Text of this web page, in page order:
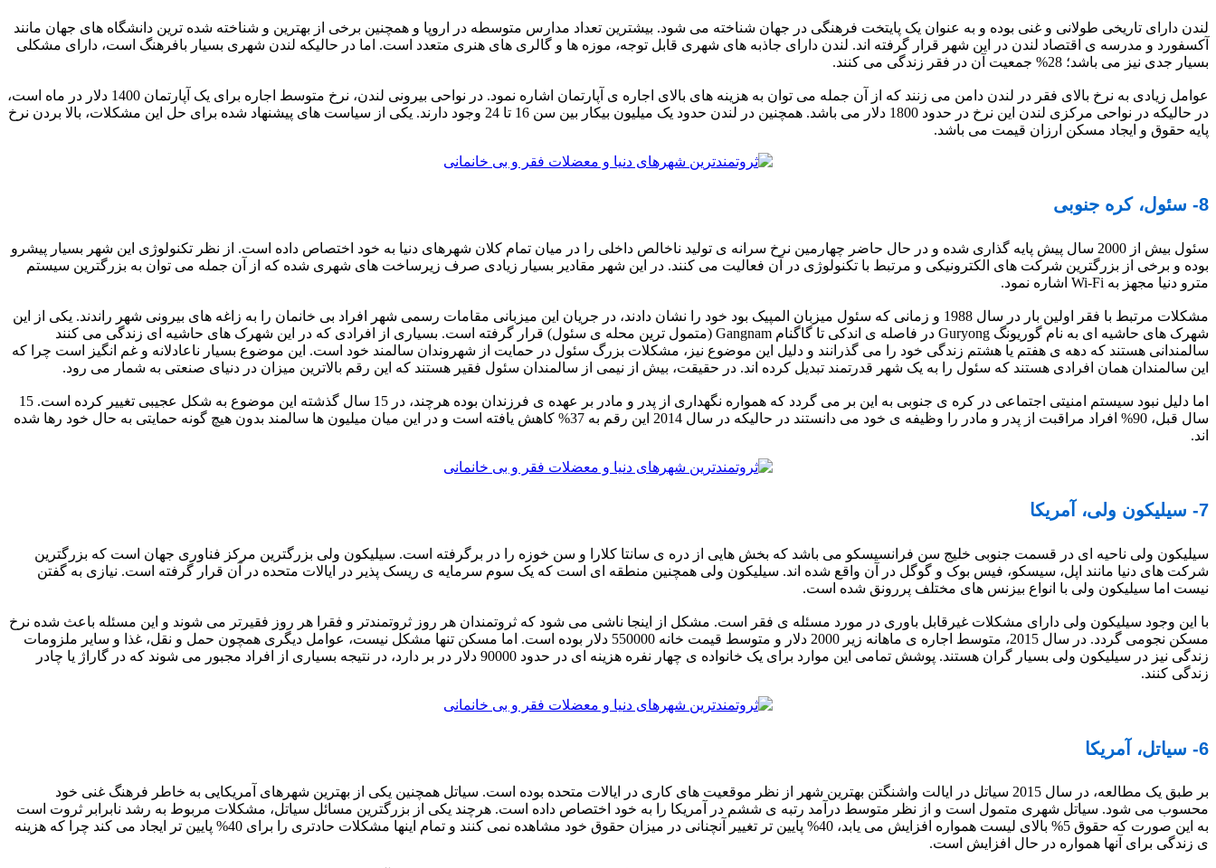
لندن دارای تاریخی طولانی و غنی بوده و به عنوان یک پایتخت فرهنگی در جهان شناخته می شود. بیشترین تعداد مدارس متوسطه در اروپا و همچنین برخی از بهترین و شناخته شده ترین دانشگاه های جهان مانند
آکسفورد و مدرسه ی اقتصاد لندن در این شهر قرار گرفته اند. لندن دارای جاذبه های شهری قابل توجه، موزه ها و گالری های هنری متعدد است. اما در حالیکه لندن شهری بسیار بافرهنگ است، دارای مشکلی
بسیار جدی نیز می باشد؛ 28% جمعیت آن در فقر زندگی می کنند.
عوامل زیادی به نرخ بالای فقر در لندن دامن می زنند که از آن جمله می توان به هزینه های بالای اجاره ی آپارتمان اشاره نمود. در نواحی بیرونی لندن، نرخ متوسط اجاره برای یک آپارتمان 1400 دلار در ماه است،
در حالیکه در نواحی مرکزی لندن این نرخ در حدود 1800 دلار می باشد. همچنین در لندن حدود یک میلیون بیکار بین سن 16 تا 24 وجود دارند. یکی از سیاست های پیشنهاد شده برای حل این مشکلات، بالا بردن نرخ
پایه حقوق و ایجاد مسکن ارزان قیمت می باشد.
8- سئول، کره جنوبی
سئول بیش از 2000 سال پیش پایه گذاری شده و در حال حاضر چهارمین نرخ سرانه ی تولید ناخالص داخلی را در میان تمام کلان شهرهای دنیا به خود اختصاص داده است. از نظر تکنولوژی این شهر بسیار پیشرو
بوده و برخی از بزرگترین شرکت های الکترونیکی و مرتبط با تکنولوژی در آن فعالیت می کنند. در این شهر مقادیر بسیار زیادی صرف زیرساخت های شهری شده که از آن جمله می توان به بزرگترین سیستم
مترو دنیا مجهز به Wi-Fi اشاره نمود.
مشکلات مرتبط با فقر اولین بار در سال 1988 و زمانی که سئول میزبان المپیک بود خود را نشان دادند، در جریان این میزبانی مقامات رسمی شهر افراد بی خانمان را به زاغه های بیرونی شهر راندند. یکی از این
شهرک های حاشیه ای به نام گوریونگ Guryong در فاصله ی اندکی تا گاگنام Gangnam (متمول ترین محله ی سئول) قرار گرفته است. بسیاری از افرادی که در این شهرک های حاشیه ای زندگی می کنند
سالمندانی هستند که دهه ی هفتم یا هشتم زندگی خود را می گذرانند و دلیل این موضوع نیز، مشکلات بزرگ سئول در حمایت از شهروندان سالمند خود است. این موضوع بسیار ناعادلانه و غم انگیز است چرا که
این سالمندان همان افرادی هستند که سئول را به یک شهر قدرتمند تبدیل کرده اند. در حقیقت، بیش از نیمی از سالمندان سئول فقیر هستند که این رقم بالاترین میزان در دنیای صنعتی به شمار می رود.
اما دلیل نبود سیستم امنیتی اجتماعی در کره ی جنوبی به این بر می گردد که همواره نگهداری از پدر و مادر بر عهده ی فرزندان بوده هرچند، در 15 سال گذشته این موضوع به شکل عجیبی تغییر کرده است. 15
سال قبل، 90% افراد مراقبت از پدر و مادر را وظیفه ی خود می دانستند در حالیکه در سال 2014 این رقم به 37% کاهش یافته است و در این میان میلیون ها سالمند بدون هیچ گونه حمایتی به حال خود رها شده
اند.
7- سیلیکون ولی، آمریکا
سیلیکون ولی ناحیه ای در قسمت جنوبی خلیج سن فرانسیسکو می باشد که بخش هایی از دره ی سانتا کلارا و سن خوزه را در برگرفته است. سیلیکون ولی بزرگترین مرکز فناوری جهان است که بزرگترین
شرکت های دنیا مانند اپل، سیسکو، فیس بوک و گوگل در آن واقع شده اند. سیلیکون ولی همچنین منطقه ای است که یک سوم سرمایه ی ریسک پذیر در ایالات متحده در آن قرار گرفته است. نیازی به گفتن
نیست اما سیلیکون ولی با انواع بیزنس های مختلف پررونق شده است.
با این وجود سیلیکون ولی دارای مشکلات غیرقابل باوری در مورد مسئله ی فقر است. مشکل از اینجا ناشی می شود که ثروتمندان هر روز ثروتمندتر و فقرا هر روز فقیرتر می شوند و این مسئله باعث شده نرخ
مسکن نجومی گردد. در سال 2015، متوسط اجاره ی ماهانه زیر 2000 دلار و متوسط قیمت خانه 550000 دلار بوده است. اما مسکن تنها مشکل نیست، عوامل دیگری همچون حمل و نقل، غذا و سایر ملزومات
زندگی نیز در سیلیکون ولی بسیار گران هستند. پوشش تمامی این موارد برای یک خانواده ی چهار نفره هزینه ای در حدود 90000 دلار در بر دارد، در نتیجه بسیاری از افراد مجبور می شوند که در گاراژ یا چادر
زندگی کنند.
6- سیاتل، آمریکا
بر طبق یک مطالعه، در سال 2015 سیاتل در ایالت واشنگتن بهترین شهر از نظر موقعیت های کاری در ایالات متحده بوده است. سیاتل همچنین یکی از بهترین شهرهای آمریکایی به خاطر فرهنگ غنی خود
محسوب می شود. سیاتل شهری متمول است و از نظر متوسط درآمد رتبه ی ششم در آمریکا را به خود اختصاص داده است. هرچند یکی از بزرگترین مسائل سیاتل، مشکلات مربوط به رشد نابرابر ثروت است
به این صورت که حقوق 5% بالای لیست همواره افزایش می یابد، 40% پایین تر تغییر آنچنانی در میزان حقوق خود مشاهده نمی کنند و تمام اینها مشکلات حادتری را برای 40% پایین تر ایجاد می کند چرا که هزینه
ی زندگی برای آنها همواره در حال افزایش است.